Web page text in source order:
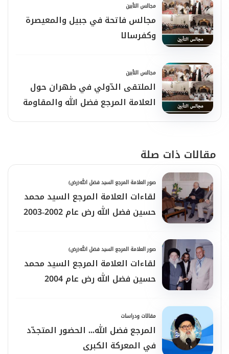
مجالس التأبين
مجالس فاتحة في جبيل والمعيصرة
وكفرسالا
مجالس التأبين
الملتقى الدّولي في طهران حول
العلامة المرجع فضل الله والمقاومة
الإسلاميّة
مقالات ذات صلة
صور العلامة المرجع السيد فضل الله(رض)
لقاءات العلامة المرجع السيد محمد
حسين فضل الله رض عام 2002-2003
صور العلامة المرجع السيد فضل الله(رض)
لقاءات العلامة المرجع السيد محمد
حسين فضل الله رض عام 2004
مقالات ودراسات
المرجع فضل الله... الحضور المتجدّد
في المعركة الكبرى